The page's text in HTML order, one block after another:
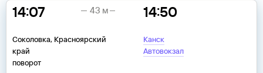
14:07
Соколовка, Красноярский
край
поворот
14:50
Канск
Автовокзал
43 м